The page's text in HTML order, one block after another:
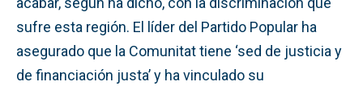
sufre esta región. El líder del Partido Popular ha
asegurado que la Comunitat tiene ‘sed de justicia y
de financiación justa’ y ha vinculado su